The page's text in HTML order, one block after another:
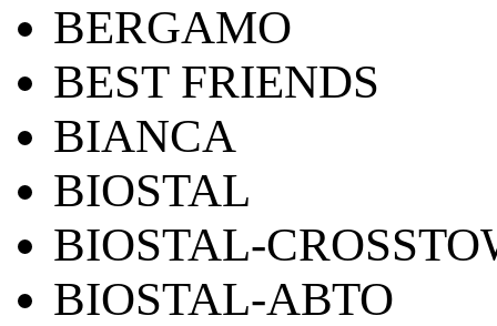
BERGAMO
BEST FRIENDS
BIANCA
BIOSTAL
BIOSTAL-
BIOSTAL-АВТО